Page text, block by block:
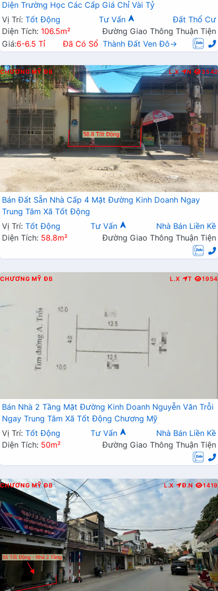
Diện Trường Học Các Cấp Giá Chỉ Vài Tỷ
Vị Trí: Tốt Động Tư Vấn
Đất Thổ Cư
Diện Tích: 106.5m²
Đường Giao Thông Thuận Tiện
Giá:6-6.5 Tỉ Đã Có Sổ Thành Đất Ven Đô→
CHƯƠNG MỸ ĐB L.X N 3542
Bán Đất Sẵn Nhà Cấp 4 Mặt Đường Kinh Doanh Ngay
Trung Tâm Xã Tốt Động
Vị Trí: Tốt Động Tư Vấn
Nhà Bán Liền Kề
Diện Tích: 58.8m² Đường Giao Thông Thuận Tiện
CHƯƠNG MỸ ĐB L.X T 1954
Bán Nhà 2 Tầng Mặt Đường Kinh Doanh Nguyễn Văn Trỗi
Ngay Trung Tâm Xã Tốt Động Chương Mỹ
Vị Trí: Tốt Động Tư Vấn
Nhà Bán Liền Kề
Diện Tích: 50m² Đường Giao Thông Thuận Tiện
CHƯƠNG MỸ ĐB L.X Đ.N 1419